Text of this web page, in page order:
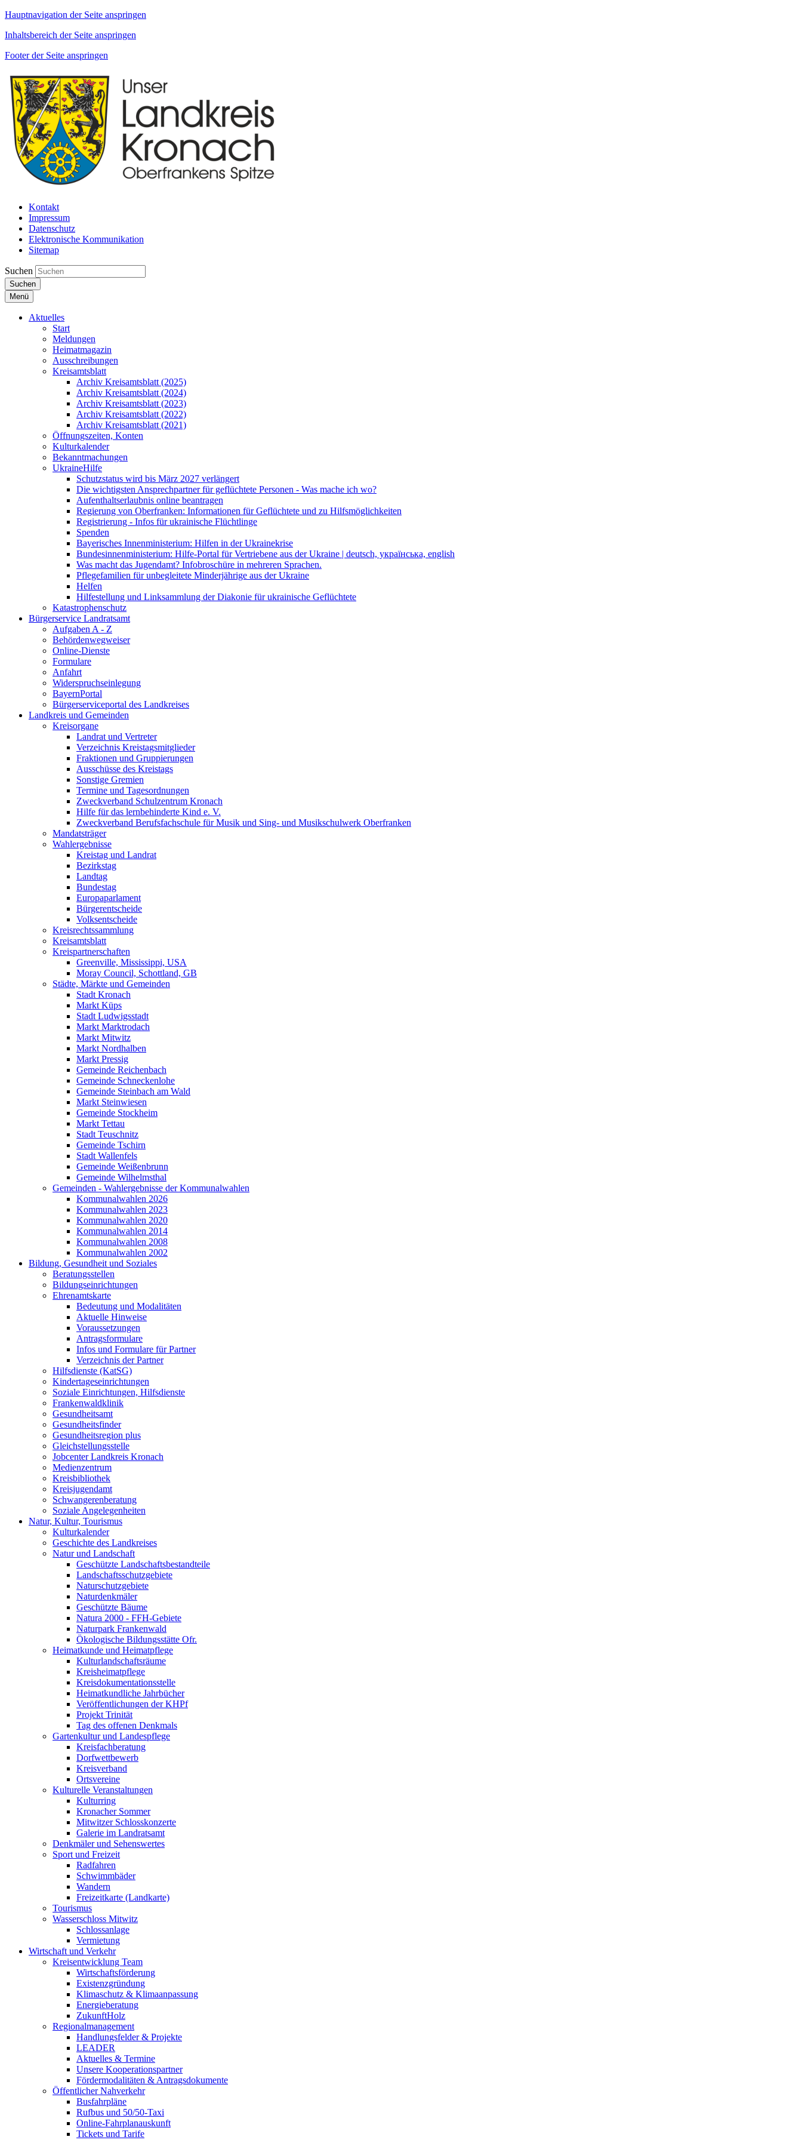
Hauptnavigation der Seite anspringen
Inhaltsbereich der Seite anspringen
Footer der Seite anspringen
Kontakt
Impressum
Datenschutz
Elektronische Kommunikation
Sitemap
Suchen
Suchen
Menü
Aktuelles
Start
Meldungen
Heimatmagazin
Ausschreibungen
Kreisamtsblatt
Archiv Kreisamtsblatt (2025)
Archiv Kreisamtsblatt (2024)
Archiv Kreisamtsblatt (2023)
Archiv Kreisamtsblatt (2022)
Archiv Kreisamtsblatt (2021)
Öffnungszeiten, Konten
Kulturkalender
Bekanntmachungen
UkraineHilfe
Schutzstatus wird bis März 2027 verlängert
Die wichtigsten Ansprechpartner für geflüchtete Personen - Was mache ich wo?
Aufenthaltserlaubnis online beantragen
Regierung von Oberfranken: Informationen für Geflüchtete und zu Hilfsmöglichkeiten
Registrierung - Infos für ukrainische Flüchtlinge
Spenden
Bayerisches Innenministerium: Hilfen in der Ukrainekrise
Bundesinnenministerium: Hilfe-Portal für Vertriebene aus der Ukraine | deutsch, українська, english
Was macht das Jugendamt? Infobroschüre in mehreren Sprachen.
Pflegefamilien für unbegleitete Minderjährige aus der Ukraine
Helfen
Hilfestellung und Linksammlung der Diakonie für ukrainische Geflüchtete
Katastrophenschutz
Bürgerservice Landratsamt
Aufgaben A - Z
Behördenwegweiser
Online-Dienste
Formulare
Anfahrt
Widerspruchseinlegung
BayernPortal
Bürgerserviceportal des Landkreises
Landkreis und Gemeinden
Kreisorgane
Landrat und Vertreter
Verzeichnis Kreistagsmitglieder
Fraktionen und Gruppierungen
Ausschüsse des Kreistags
Sonstige Gremien
Termine und Tagesordnungen
Zweckverband Schulzentrum Kronach
Hilfe für das lernbehinderte Kind e. V.
Zweckverband Berufsfachschule für Musik und Sing- und Musikschulwerk Oberfranken
Mandatsträger
Wahlergebnisse
Kreistag und Landrat
Bezirkstag
Landtag
Bundestag
Europaparlament
Bürgerentscheide
Volksentscheide
Kreisrechtssammlung
Kreisamtsblatt
Kreispartnerschaften
Greenville, Mississippi, USA
Moray Council, Schottland, GB
Städte, Märkte und Gemeinden
Stadt Kronach
Markt Küps
Stadt Ludwigsstadt
Markt Marktrodach
Markt Mitwitz
Markt Nordhalben
Markt Pressig
Gemeinde Reichenbach
Gemeinde Schneckenlohe
Gemeinde Steinbach am Wald
Markt Steinwiesen
Gemeinde Stockheim
Markt Tettau
Stadt Teuschnitz
Gemeinde Tschirn
Stadt Wallenfels
Gemeinde Weißenbrunn
Gemeinde Wilhelmsthal
Gemeinden - Wahlergebnisse der Kommunalwahlen
Kommunalwahlen 2026
Kommunalwahlen 2023
Kommunalwahlen 2020
Kommunalwahlen 2014
Kommunalwahlen 2008
Kommunalwahlen 2002
Bildung, Gesundheit und Soziales
Beratungsstellen
Bildungseinrichtungen
Ehrenamtskarte
Bedeutung und Modalitäten
Aktuelle Hinweise
Voraussetzungen
Antragsformulare
Infos und Formulare für Partner
Verzeichnis der Partner
Hilfsdienste (KatSG)
Kindertageseinrichtungen
Soziale Einrichtungen, Hilfsdienste
Frankenwaldklinik
Gesundheitsamt
Gesundheitsfinder
Gesundheitsregion plus
Gleichstellungsstelle
Jobcenter Landkreis Kronach
Medienzentrum
Kreisbibliothek
Kreisjugendamt
Schwangerenberatung
Soziale Angelegenheiten
Natur, Kultur, Tourismus
Kulturkalender
Geschichte des Landkreises
Natur und Landschaft
Geschützte Landschaftsbestandteile
Landschaftsschutzgebiete
Naturschutzgebiete
Naturdenkmäler
Geschützte Bäume
Natura 2000 - FFH-Gebiete
Naturpark Frankenwald
Ökologische Bildungsstätte Ofr.
Heimatkunde und Heimatpflege
Kulturlandschaftsräume
Kreisheimatpflege
Kreisdokumentationsstelle
Heimatkundliche Jahrbücher
Veröffentlichungen der KHPf
Projekt Trinität
Tag des offenen Denkmals
Gartenkultur und Landespflege
Kreisfachberatung
Dorfwettbewerb
Kreisverband
Ortsvereine
Kulturelle Veranstaltungen
Kulturring
Kronacher Sommer
Mitwitzer Schlosskonzerte
Galerie im Landratsamt
Denkmäler und Sehenswertes
Sport und Freizeit
Radfahren
Schwimmbäder
Wandern
Freizeitkarte (Landkarte)
Tourismus
Wasserschloss Mitwitz
Schlossanlage
Vermietung
Wirtschaft und Verkehr
Kreisentwicklung Team
Wirtschaftsförderung
Existenzgründung
Klimaschutz & Klimaanpassung
Energieberatung
ZukunftHolz
Regionalmanagement
Handlungsfelder & Projekte
LEADER
Aktuelles & Termine
Unsere Kooperationspartner
Fördermodalitäten & Antragsdokumente
Öffentlicher Nahverkehr
Busfahrpläne
Rufbus und 50/50-Taxi
Online-Fahrplanauskunft
Tickets und Tarife